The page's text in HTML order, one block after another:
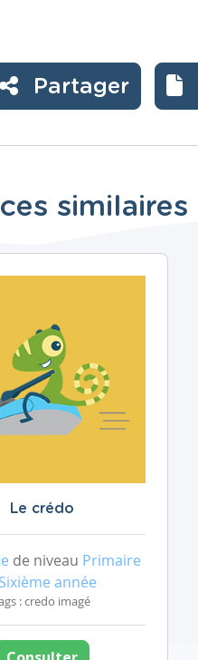
Partager
similaires
Le crédo
de niveau Primaire
année
: credo imagé